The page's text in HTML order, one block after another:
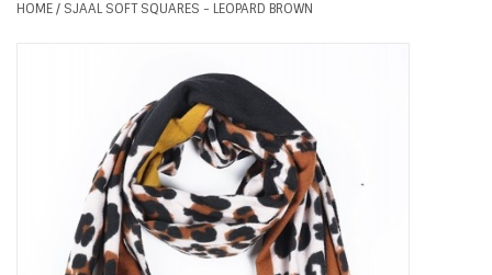
Tassen en meer
Haaraccesoires
Zonnebrillen
HOME/ SJAAL SOFT SQUARES - LEOPARD BROWN